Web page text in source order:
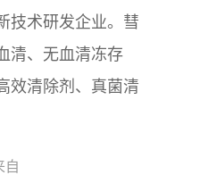
技术研发企业。彗
清、无血清冻存
效清除剂、真菌清
自